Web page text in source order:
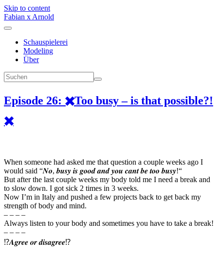
Skip to content
Fabian x Arnold
Schauspielerei
Modeling
Über
Episode 26: ✖️Too busy – is that possible?!
✖️
When someone had asked me that question a couple weeks ago I
would said “𝑵𝒐, 𝒃𝒖𝒔𝒚 𝒊𝒔 𝒈𝒐𝒐𝒅 𝒂𝒏𝒅 𝒚𝒐𝒖 𝒄𝒂𝒏𝒕 𝒃𝒆 𝒕𝒐𝒐 𝒃𝒖𝒔𝒚!“
But after the last couple weeks my body told me I need a break and
to slow down. I got sick 2 times in 3 weeks.
Now I’m in Italy and pushed a few projects back to get back my
strength of body and mind.
– – – –
Always listen to your body and sometimes you have to take a break!
– – – –
⁉️𝑨𝒈𝒓𝒆𝒆 𝒐𝒓 𝒅𝒊𝒔𝒂𝒈𝒓𝒆𝒆⁉️